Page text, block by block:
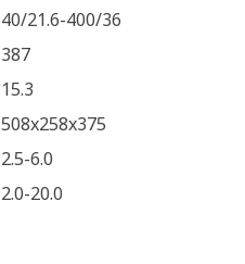
40/21.6-400/36
387
15.3
508x258x375
2.5-6.0
2.0-20.0